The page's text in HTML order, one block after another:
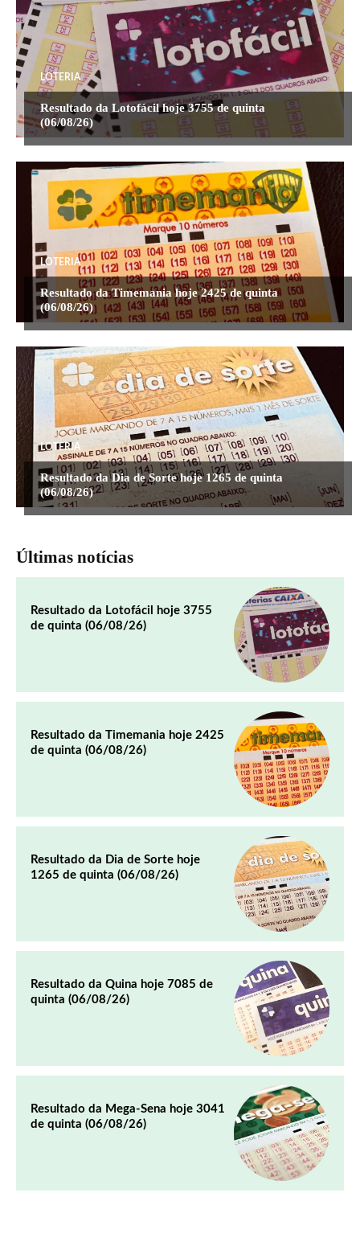
LOTERIA
Resultado da Lotofácil hoje 3755 de quinta
(06/08/26)
LOTERIA
Resultado da Timemania hoje 2425 de quinta
(06/08/26)
LOTERIA
Resultado da Dia de Sorte hoje 1265 de quinta
(06/08/26)
Últimas notícias
Resultado da Lotofácil hoje 3755
de quinta (06/08/26)
Resultado da Timemania hoje 2425
de quinta (06/08/26)
Resultado da Dia de Sorte hoje
1265 de quinta (06/08/26)
Resultado da Quina hoje 7085 de
quinta (06/08/26)
Resultado da Mega-Sena hoje 3041
de quinta (06/08/26)